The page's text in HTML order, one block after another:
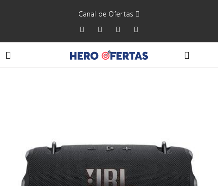
Canal de Ofertas